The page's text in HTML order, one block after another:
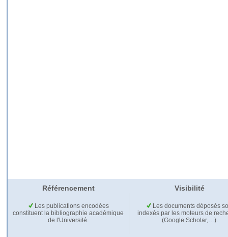
Référencement Visibilité
Les publications encodées
constituent la bibliographie académique
de l'Université.
Les documents déposés
indexés par les moteurs de
(Google Scholar,…).